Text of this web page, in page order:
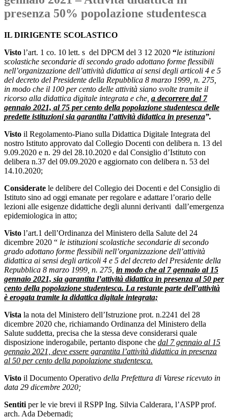
presenza 50% popolazione studentesca
IL DIRIGENTE SCOLASTICO
Visto l’art. 1 co. 10 lett. s del DPCM del 3 12 2020 “le istituzioni
scolastiche secondarie di secondo grado adottano forme flessibili
nell’organizzazione dell’attività didattica ai sensi degli articoli 4 e 5
del decreto del Presidente della Repubblica 8 marzo 1999, n. 275,
in modo che il 100 per cento delle attività siano svolte tramite il
ricorso alla didattica digitale integrata e che, a decorrere dal 7
gennaio 2021, al 75 per cento della popolazione studentesca delle
predette istituzioni sia garantita l’attività didattica in presenza”.
Visto il Regolamento-Piano sulla Didattica Digitale Integrata del
nostro Istituto approvato dal Collegio Docenti con delibera n. 13 del
9.09.2020 e n. 29 del 28.10.2020 e dal Consiglio d’Istituto con
delibera n.37 del 09.09.2020 e aggiornato con delibera n. 53 del
14.10.2020;
Considerate le delibere del Collegio dei Docenti e del Consiglio di
Istituto sino ad oggi emanate per regolare e adattare l’orario delle
lezioni alle esigenze didattiche degli alunni derivanti dall’emergenza
epidemiologica in atto;
Visto l’art.1 dell’Ordinanza del Ministero della Salute del 24
dicembre 2020 “ le istituzioni scolastiche secondarie di secondo
grado adottano forme flessibili nell’organizzazione dell’attività
didattica ai sensi degli articoli 4 e 5 del decreto del Presidente della
Repubblica 8 marzo 1999, n. 275, in modo che al 7 gennaio al 15
gennaio 2021, sia garantita l’attività didattica in presenza al 50 per
cento della popolazione studentesca. La restante parte dell’attività
è erogata tramite la didattica digitale integrata;
Vista la nota del Ministero dell’Istruzione prot. n.2241 del 28
dicembre 2020 che, richiamando Ordinanza del Ministero della
Salute suddetta, precisa che la stessa deve considerarsi quale
disposizione inderogabile, pertanto dispone che dal 7 gennaio al 15
gennaio 2021, deve essere garantita l’attività didattica in presenza
al 50 per cento della popolazione studentesca.
Visto il Documento Operativo della Prefettura di Varese ricevuto in
data 29 dicembre 2020;
Sentiti per le vie brevi il RSPP Ing. Silvia Calderara, l’ASPP prof.
arch. Ada Debernadi;